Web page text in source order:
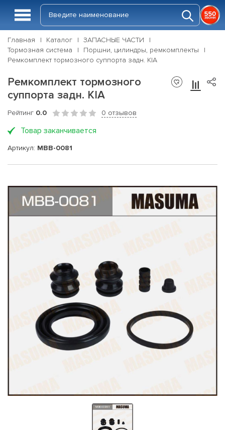
Главная Каталог
ЗАПАСНЫЕ ЧАСТИ
Тормозная система
Поршни, цилиндры, ремкомплекты
Ремкомплект тормозного суппорта задн. KIA
Ремкомплект тормозного
суппорта задн. KIA
Рейтинг 0.0 0 отзывов
Товар заканчивается
Артикул: MBB-0081